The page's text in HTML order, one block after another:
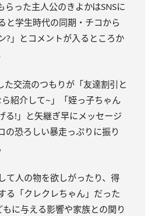
らった主人公のきよかはSNSに
と学生時代の同期・チコから
?」とコメントが入るところか
た交流のつもりが「友達割引と
紹介して~」「姪っ子ちゃん
る!」と矢継ぎ早にメッセージ
の恐ろしい暴走っぷりに振り
て人の物を欲しがったり、得
る「クレクレちゃん」だった
に与える影響や家族との関り